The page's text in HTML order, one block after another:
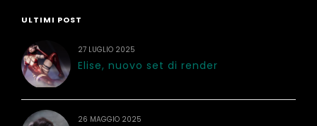
ULTIMI POST
27 LUGLIO 2025
Elise, nuovo set di render
26 MAGGIO 2025